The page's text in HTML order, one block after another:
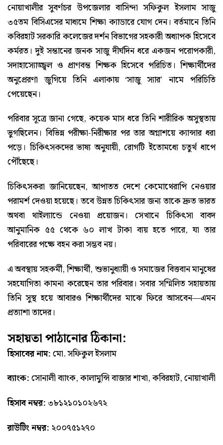
নোয়াখালীর সুবর্ণচর উপজেলার বাসিন্দা সফিকুল ইসলাম সাজু
৩৫তম বিসিএসের মাধ্যমে শিক্ষা ক্যাডারে যোগ দেন। বর্তমানে তিনি
কবিরহাট সরকারি কলেজের দর্শন বিভাগের সহকারী অধ্যাপক হিসেবে
কর্মরত। দুই সন্তানের জনক সাজু দীর্ঘদিন ধরে একজন পরোপকারী,
সদাহাস্যোজ্জ্বল ও প্রাণবন্ত শিক্ষক হিসেবে পরিচিত। শিক্ষার্থীদের
অনুপ্রেরণা জুগিয়ে তিনি এলাকায় ‘সাজু স্যার’ নামে পরিচিতি
পেয়েছেন।
পরিবার সূত্রে জানা গেছে, কয়েক মাস ধরে তিনি শারীরিক অসুস্থতায়
ভুগছিলেন। বিভিন্ন পরীক্ষা-নিরীক্ষার পর তার অগ্নাশয়ে ক্যান্সার ধরা
পড়ে। চিকিৎসকদের ভাষ্য অনুযায়ী, রোগটি ইতোমধ্যে চতুর্থ ধাপে
পৌঁছেছে।
চিকিৎসকরা জানিয়েছেন, আপাতত দেশে কেমোথেরাপি নেওয়ার
পরামর্শ দেওয়া হয়েছে। তবে উন্নত চিকিৎসার জন্য তাকে দ্রুত ভারত
অথবা থাইল্যান্ডে নেওয়া প্রয়োজন। সেখানে চিকিৎসা বাবদ
আনুমানিক ৫৫ থেকে ৬০ লাখ টাকা ব্যয় হতে পারে, যা তার
পরিবারের পক্ষে বহন করা সম্ভব নয়।
এ অবস্থায় সহকর্মী, শিক্ষার্থী, শুভানুধ্যায়ী ও সমাজের বিত্তবান মানুষের
সহযোগিতা কামনা করেছেন তার পরিবার। সবার সম্মিলিত সহায়তায়
তিনি সুস্থ হয়ে আবারও শিক্ষার্থীদের মাঝে ফিরে আসবেন—এমন
প্রত্যাশা তাদের।
সহায়তা পাঠানোর ঠিকানা:
হিসাবের নাম:মো. সফিকুল ইসলাম
ব্যাংক:সোনালী ব্যাংক, কালামুন্সি বাজার শাখা, কবিরহাট, নোয়াখালী
হিসাব নম্বর:৩৮১২১০১০২৬৭২
রাউটিং নম্বর: ২০০৭৫১২৭০